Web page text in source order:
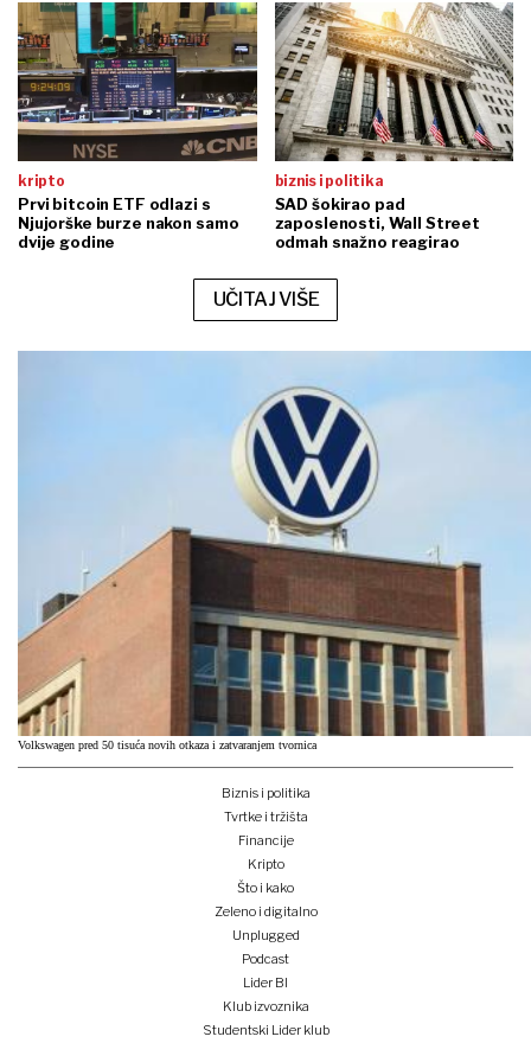
kripto
Prvi bitcoin ETF odlazi s
Njujorške burze nakon samo
dvije godine
biznis i politika
SAD šokirao pad
zaposlenosti, Wall Street
odmah snažno reagirao
UČITAJ VIŠE
Volkswagen pred 50 tisuća novih otkaza i zatvaranjem tvornica
Biznis i politika
Tvrtke i tržišta
Financije
Kripto
Što i kako
Zeleno i digitalno
Unplugged
Podcast
Lider BI
Klub izvoznika
Studentski Lider klub